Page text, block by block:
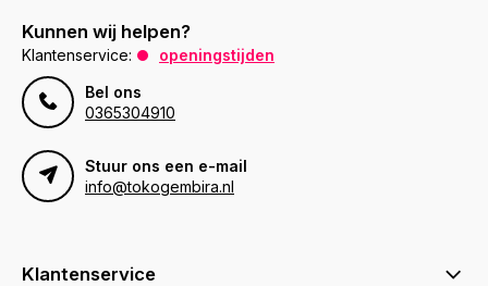
Kunnen wij helpen?
Klantenservice:
openingstijden
Bel ons
0365304910
Stuur ons een e-mail
info@tokogembira.nl
Klantenservice